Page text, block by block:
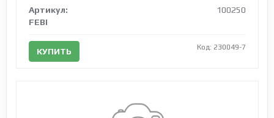
Артикул:
100250
FEBI
КУПИТЬ Код: 230049-7